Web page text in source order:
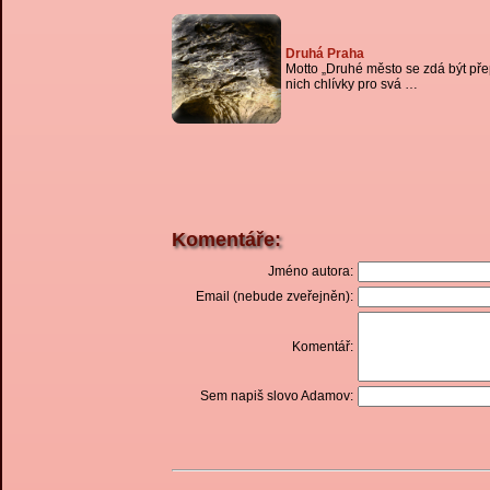
Druhá Praha
Motto „Druhé město se zdá být
nich chlívky pro svá …
Komentáře:
Jméno autora:
Email (nebude zveřejněn):
Komentář:
Sem napiš slovo Adamov: